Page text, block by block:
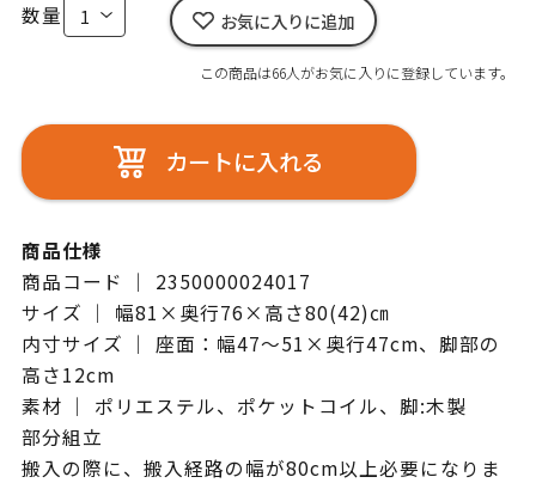
数量 お気に入りに追加
この商品は66人がお気に入りに登録しています。
カートに入れる
商品仕様
商品コード ｜ 2350000024017
サイズ ｜ 幅81×奥行76×高さ80(42)㎝
内寸サイズ ｜ 座面：幅47～51×奥行47cm、脚部の
高さ12cm
素材 ｜ ポリエステル、ポケットコイル、脚:木製
部分組立
搬入の際に、搬入経路の幅が80cm以上必要になりま